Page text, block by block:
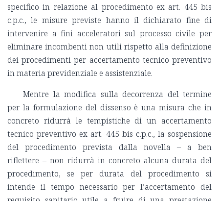
specifico in relazione al procedimento ex art. 445 bis
c.p.c., le misure previste hanno il dichiarato fine di
intervenire a fini acceleratori sul processo civile per
eliminare incombenti non utili rispetto alla definizione
dei procedimenti per accertamento tecnico preventivo
in materia previdenziale e assistenziale.
Mentre la modifica sulla decorrenza del termine
per la formulazione del dissenso è una misura che in
concreto ridurrà le tempistiche di un accertamento
tecnico preventivo ex art. 445 bis c.p.c., la sospensione
del procedimento prevista dalla novella – a ben
riflettere – non ridurrà in concreto alcuna durata del
procedimento, se per durata del procedimento si
intende il tempo necessario per l’accertamento del